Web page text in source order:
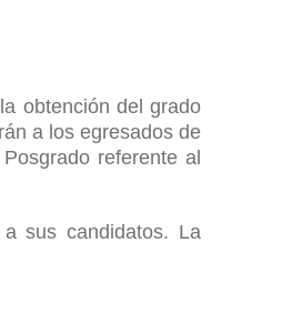
obtención del grado
a los egresados de
referente al
sus candidatos. La